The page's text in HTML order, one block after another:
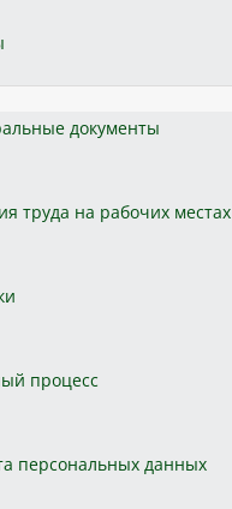
документы
труда на рабочих местах
процесс
персональных данных